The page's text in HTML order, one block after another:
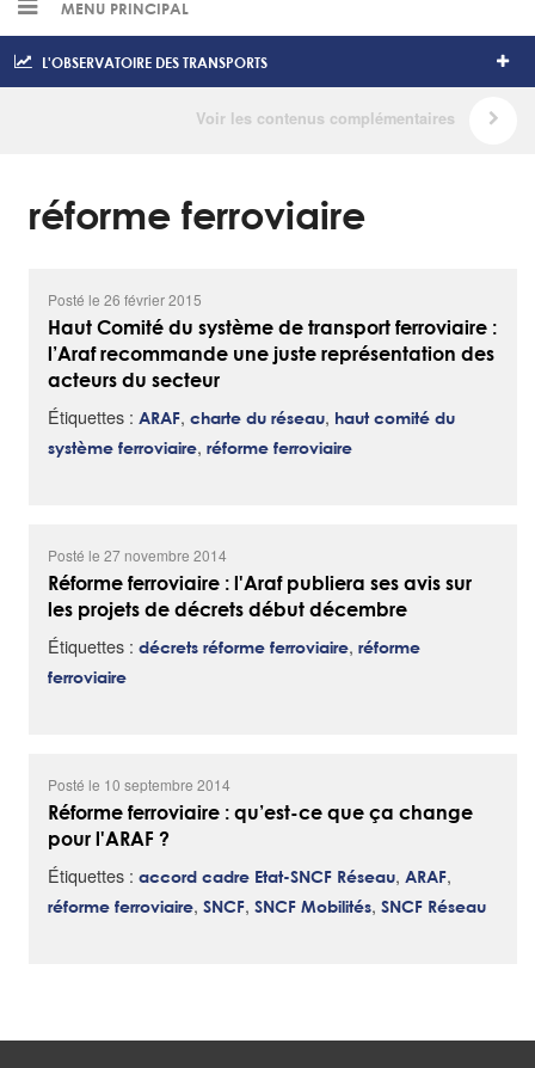
MENU PRINCIPAL
L'OBSERVATOIRE DES TRANSPORTS
réforme ferroviaire
Posté le 26 février 2015
Haut Comité du système de transport ferroviaire :
l’Araf recommande une juste représentation des
acteurs du secteur
Étiquettes : ARAF, charte du réseau, haut comité du
système ferroviaire, réforme ferroviaire
Posté le 27 novembre 2014
Réforme ferroviaire : l'Araf publiera ses avis sur
les projets de décrets début décembre
Étiquettes : décrets réforme ferroviaire, réforme
ferroviaire
Posté le 10 septembre 2014
Réforme ferroviaire : qu’est-ce que ça change
pour l'ARAF ?
Étiquettes : accord cadre Etat-SNCF Réseau, ARAF,
réforme ferroviaire, SNCF, SNCF Mobilités, SNCF Réseau